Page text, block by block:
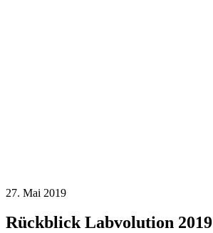
27. Mai 2019
Rückblick Labvolution 2019